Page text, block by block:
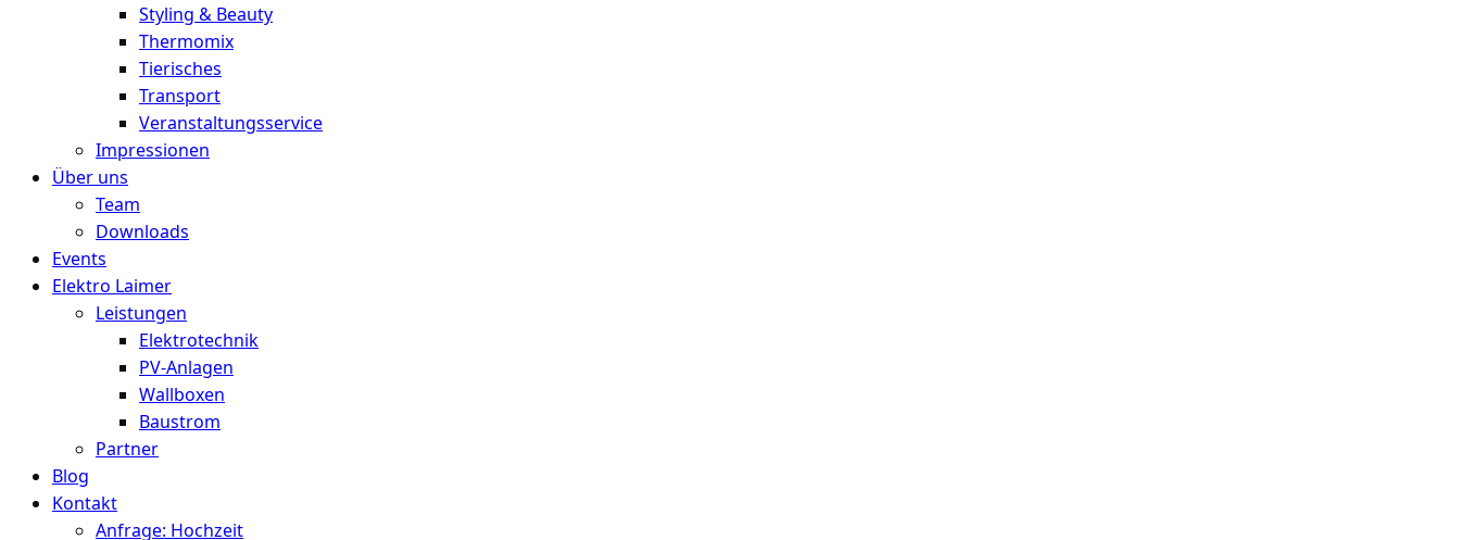
Styling & Beauty
Thermomix
Tierisches
Transport
Veranstaltungsservice
Impressionen
Über uns
Team
Downloads
Events
Elektro Laimer
Leistungen
Elektrotechnik
PV-Anlagen
Wallboxen
Baustrom
Partner
Blog
Kontakt
Anfrage: Hochzeit